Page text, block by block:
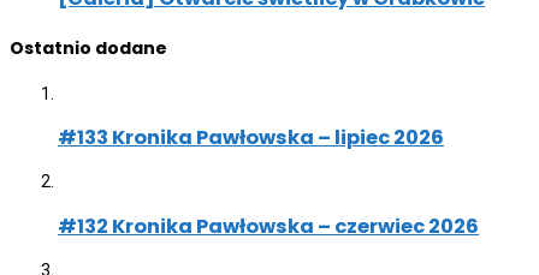
Ostatnio dodane
#133 Kronika Pawłowska – lipiec 2026
#132 Kronika Pawłowska – czerwiec 2026